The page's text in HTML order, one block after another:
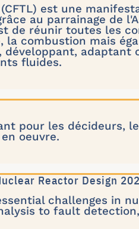
est une
au parrainage de
de réunir toutes les
la combustion mais
développant, adaptant
fluides.
pour les décideurs,
oeuvre.
Reactor Design
challenges in
to fault